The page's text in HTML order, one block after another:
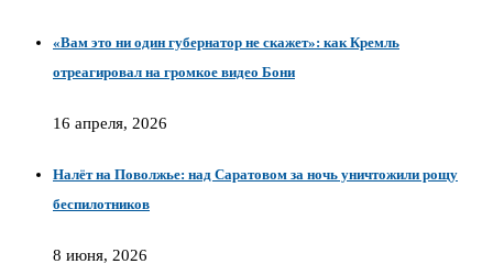
«Вам это ни один губернатор не скажет»: как Кремль
отреагировал на громкое видео Бони
16 апреля, 2026
Налёт на Поволжье: над Саратовом за ночь уничтожили рощу
беспилотников
8 июня, 2026